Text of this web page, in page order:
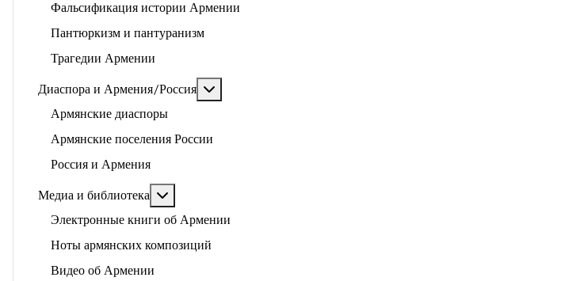
Фальсификация истории Армении
Пантюркизм и пантуранизм
Трагедии Армении
Диаспора и Армения/Россия
Армянские диаспоры
Армянские поселения России
Россия и Армения
Медиа и библиотека
Электронные книги об Армении
Ноты армянских композиций
Видео об Армении